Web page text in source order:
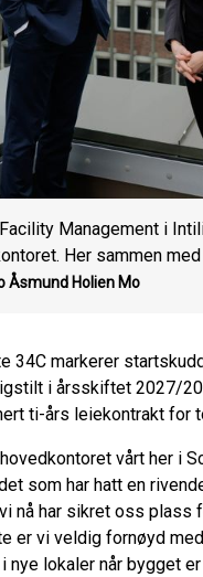
Management i
Her sammen
Åsmund Holien Mo
34C markerer
i årsskiftet 2027/
ti-års leiekontrakt for
vårt her i
som har hatt en
nå har sikret oss
er vi veldig fornøyd
lokaler når bygget